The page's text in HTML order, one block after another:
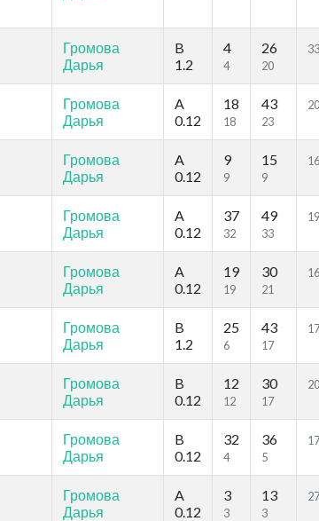
Громова
Дарья
B
1.2
4
4
26
20
Громова
Дарья
A
0.12
18
18
43
23
Громова
Дарья
A
0.12
9
9
15
9
Громова
Дарья
A
0.12
37
32
49
33
Громова
Дарья
A
0.12
19
19
30
21
Громова
Дарья
B
1.2
25
6
43
17
Громова
Дарья
B
0.12
12
12
30
17
Громова
Дарья
B
0.12
32
4
36
5
Громова
Дарья
A
0.12
3
3
13
3